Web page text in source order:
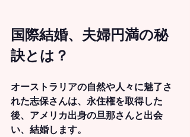
国際結婚、夫婦円満の秘
訣とは？
オーストラリアの自然や人々に魅了さ
れた志保さんは、永住権を取得した
後、アメリカ出身の旦那さんと出会
い、結婚します。